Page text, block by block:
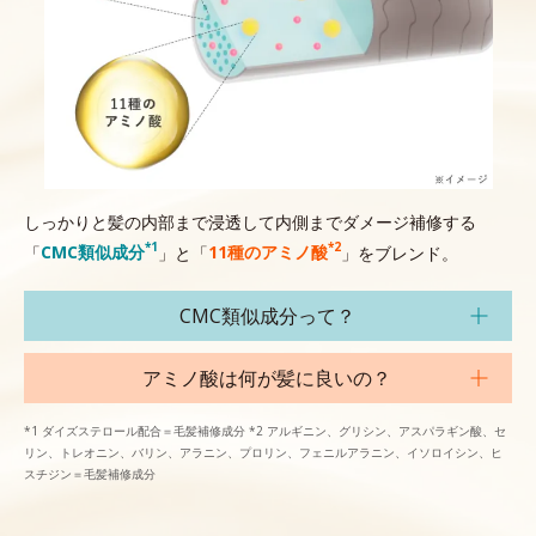
しっかりと髪の内部まで浸透して内側までダメージ補修する
「CMC類似成分*1 」と「11種のアミノ酸*2 」をブレンド。
CMC類似成分って？
アミノ酸は何が髪に良いの？
*1 ダイズステロール配合＝毛髪補修成分 *2 アルギニン、グリシン、アスパラギン酸、セ
リン、トレオニン、バリン、アラニン、プロリン、フェニルアラニン、イソロイシン、ヒ
スチジン＝毛髪補修成分